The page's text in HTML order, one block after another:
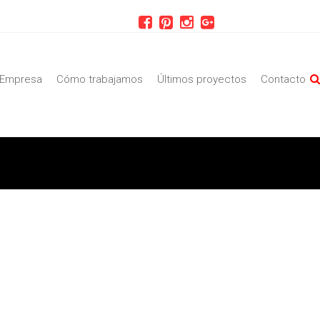
Empresa Cómo trabajamos Últimos proyectos Contacto